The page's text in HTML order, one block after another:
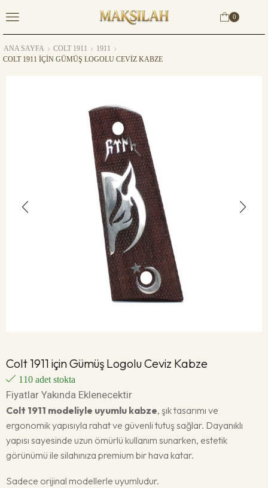
0
ANA SAYFA COLT 1911
1911
COLT 1911 IÇIN GÜMÜŞ LOGOLU CEVIZ KABZE
Colt 1911 için Gümüş Logolu Ceviz Kabze
110 adet stokta
Fiyatlar Yakında Eklenecektir
Colt 1911 modeliyle uyumlu kabze, şık tasarımı ve
ergonomik yapısıyla rahat ve güvenli tutuş sağlar. Dayanıklı
yapısı sayesinde uzun ömürlü kullanım sunarken, estetik
görünümü ile silahınıza premium bir hava katar.
Sadece orijinal modellerle uyumludur.